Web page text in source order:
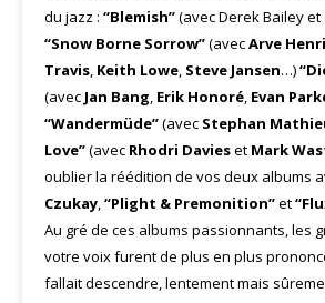
du jazz : “Blemish”(avec Derek Bailey
“Snow Borne Sorrow”(avecArve
Travis, Keith Lowe, Steve Jansen…)
(avec Jan Bang, Erik Honoré, Evan
“Wandermüde”(avec Stephan
Love”(avec Rhodri Davieset Mark
oublier la réédition de vos deux albums
Czukay,“Plight & Premonition”et
Au gré de ces albums passionnants, les
votre voix furent de plus en plus
fallait descendre, lentement mais